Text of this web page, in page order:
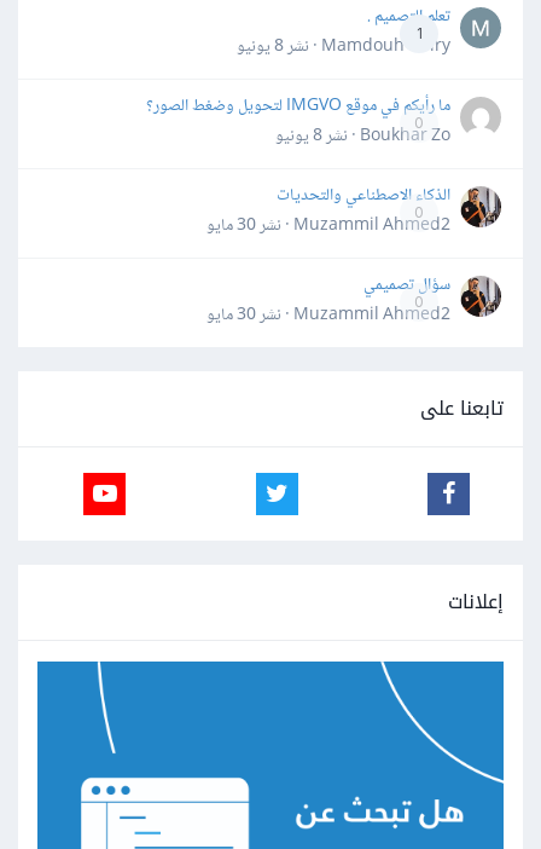
1
تعلم التصميم .
Mamdouh Khiry · نشر
8 يونيو
0
ما رأيكم في موقع IMGVO لتحويل وضغط الصور؟
Boukhar Zo · نشر
8 يونيو
0
الذكاء الاصطناعي والتحديات
Muzammil Ahmed2 · نشر
30 مايو
0
سؤال تصميمي
Muzammil Ahmed2 · نشر
30 مايو
تابعنا على
إعلانات